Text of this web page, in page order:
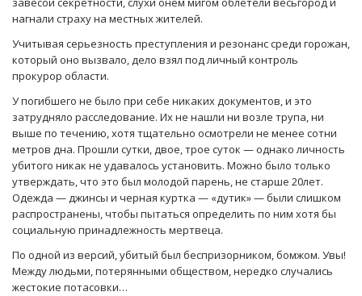
нагнали страху на местных жителей.
Учитывая серьезность преступления и резонанс среди горожан,
который оно вызвало, дело взял под личный контроль
прокурор области.
У погибшего не было при себе никаких документов, и это
затрудняло расследование. Их не нашли ни возле трупа, ни
выше по течению, хотя тщательно осмотрели не менее сотни
метров дна. Прошли сутки, двое, трое суток — однако личность
убитого никак не удавалось установить. Можно было только
утверждать, что это был молодой парень, не старше 20лет.
Одежда — джинсы и черная куртка — «дутик» — были слишком
распространены, чтобы пытаться определить по ним хотя бы
социальную принадлежность мертвеца.
По одной из версий, убитый был беспризорником, бомжом. Увы!
Между людьми, потерянными обществом, нередко случались
жестокие потасовки…